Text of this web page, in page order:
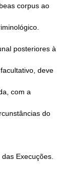
das Execuções.